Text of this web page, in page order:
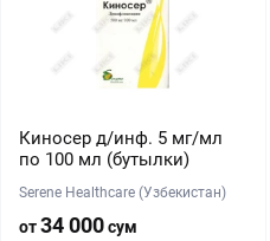
Киносер д/инф. 5 мг/мл
по 100 мл (бутылки)
Serene Healthcare (Узбекистан)
от34 000сум